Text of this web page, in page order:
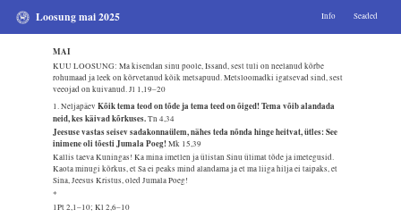
Loosung mai 2025 Info Seaded
MAI
KUU LOOSUNG: Ma kisendan sinu poole, Issand, sest tuli on neelanud kõrbe
rohumaad ja leek on kõrvetanud kõik metsapuud. Metsloomadki igatsevad sind, sest
veeojad on kuivanud.Jl 1,19–20
1. NeljapäevKõik tema teod on tõde ja tema teed on õiged! Tema võib alandada
neid, kes käivad kõrkuses.Tn 4,34
Jeesuse vastas seisev sadakonnaülem, nähes teda nõnda hinge heitvat, ütles: See
inimene oli tõesti Jumala Poeg!Mk 15,39
Kallis taeva Kuningas! Ka mina imetlen ja ülistan Sinu ülimat tõde ja imetegusid.
Kaota minugi kõrkus, et Sa ei peaks mind alandama ja et ma liiga hilja ei taipaks, et
Sina, Jeesus Kristus, oled Jumala Poeg!
*
1Pt 2,1–10; Kl 2,6–10